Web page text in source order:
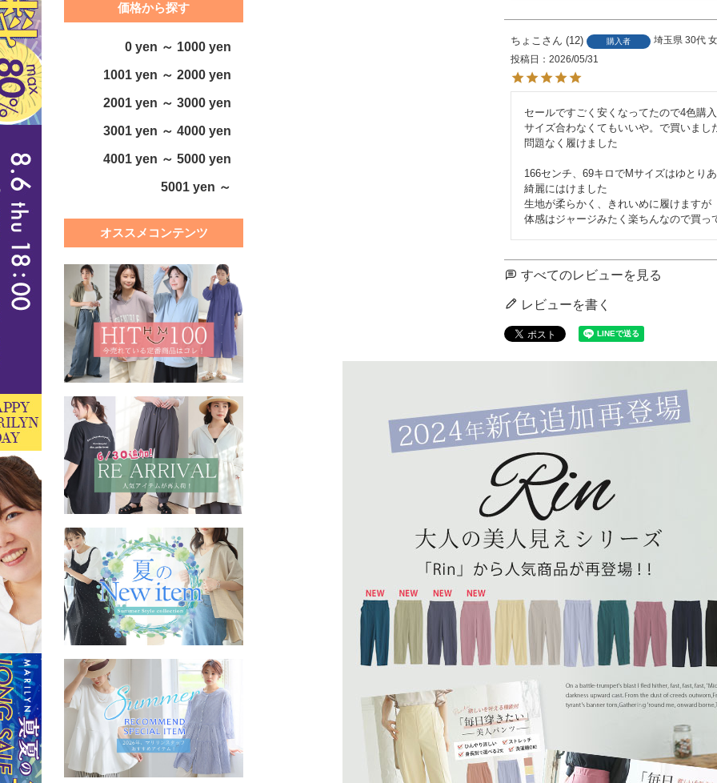
価格から探す
0 yen ～ 1000 yen
1001 yen ～ 2000 yen
2001 yen ～ 3000 yen
3001 yen ～ 4000 yen
4001 yen ～ 5000 yen
5001 yen ～
オススメコンテンツ
ちょこ 12 購入者 埼玉県 30代
投稿日
2026/05/31
セールですごく安くなってたので4色購入
サイズ合わなくてもいいや。で買いまし
問題なく履けました
166センチ、69キロでМサイズはゆとりあ
綺麗にはけました
生地が柔らかく、きれいめに履けますが
体感はジャージみたく楽ちんなので買っ
すべてのレビューを見る
レビューを書く